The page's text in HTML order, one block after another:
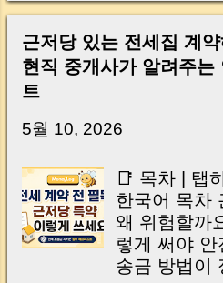
Real Risks and Mistakes
Key Takeaway 혹시 이런
신가요? “잔금일… 그냥
닌가요?” 하지만 현장에
습니다. 잔금일은 ‘서류 몇
니라, 수천만 원, 많게는
이는 가장 긴장되는 순간
중개 현장에서 겪었던 일
시, 이체 한도에 막혀 송
서 계약이 무산될 뻔한 아
다. 또 어떤 분은 이렇게 말
인데 왜 내 통장으로 안 들
출 안 갚고 도망가면 어떡
근저당 있는 전세집 계약
현직 중개사가 알려주는
트
5월 10, 2026
📑 목차 |
한국어 목차
왜 위험할까
렇게 써야 안
송금 방법이